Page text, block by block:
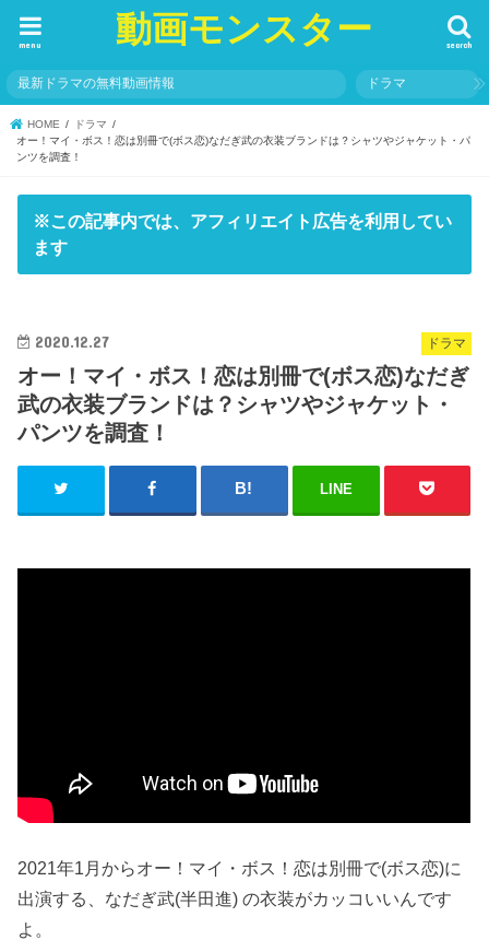
動画モンスター search
menu
最新ドラマの無料動画情報 ドラマ
HOME
ドラマ
オー！マイ・ボス！恋は別冊で(ボス恋)なだぎ武の衣装ブランドは？シャツやジャケット・パ
ンツを調査！
※この記事内では、アフィリエイト広告を利用してい
ます
ドラマ
2020.12.27
オー！マイ・ボス！恋は別冊で(ボス恋)なだぎ
武の衣装ブランドは？シャツやジャケット・
パンツを調査！
LINE
2021年1月からオー！マイ・ボス！恋は別冊で(ボス恋)に
出演する、なだぎ武(半田進) の衣装がカッコいいんです
よ。